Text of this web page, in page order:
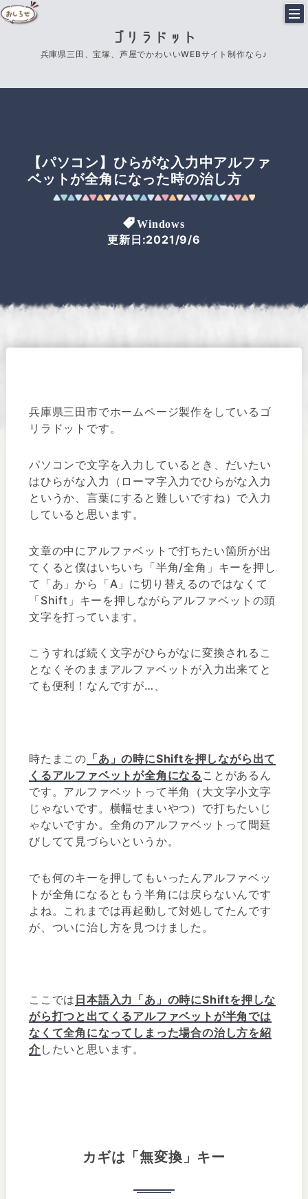
ゴリラドット
兵庫県三田、宝塚、芦屋でかわいいWEBサイト制作なら♪
【パソコン】ひらがな入力中アルファ
ベットが全角になった時の治し方
Windows
更新日:2021/9/6
兵庫県三田市でホームページ製作をしているゴ
リラドットです。
パソコンで文字を入力しているとき、だいたい
はひらがな入力（ローマ字入力でひらがな入力
というか、言葉にすると難しいですね）で入力
していると思います。
文章の中にアルファベットで打ちたい箇所が出
てくると僕はいちいち「半角/全角」キーを押し
て「あ」から「A」に切り替えるのではなくて
「Shift」キーを押しながらアルファベットの頭
文字を打っています。
こうすれば続く文字がひらがなに変換されるこ
となくそのままアルファベットが入力出来てと
ても便利！なんですが…、
時たまこの 「あ」の時にShiftを押しながら出て
くるアルファベットが全角になる ことがあるん
です。アルファベットって半角（大文字小文字
じゃないです。横幅せまいやつ）で打ちたいじ
ゃないですか。全角のアルファベットって間延
びしてて見づらいというか。
でも何のキーを押してもいったんアルファベッ
トが全角になるともう半角には戻らないんです
よね。これまでは再起動して対処してたんです
が、ついに治し方を見つけました。
ここでは 日本語入力「あ」の時にShiftを押しな
がら打つと出てくるアルファベットが半角では
なくて全角になってしまった場合の治し方を紹
介 したいと思います。
カギは「無変換」キー